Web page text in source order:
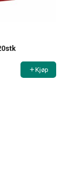
Kjøp